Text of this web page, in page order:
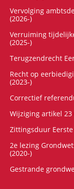
Vervolging
(2026-)
Verruiming
(2025-)
Terugzendrecht
Recht op
(2023-)
Correctief
Wijziging artikel 23
Zittingsduur Eerste
2e lezing
(2020-)
Gestrande